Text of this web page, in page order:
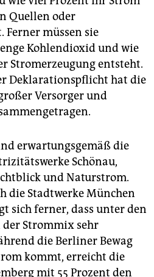
Quellen oder
müssen sie
Kohlendioxid und wie
Stromerzeugung entsteht.
Deklarationspflicht hat die
Versorger und
erwartungsgemäß die
Schönau,
und Naturstrom.
die Stadtwerke München
sich ferner, dass unter den
Strommix sehr
die Berliner Bewag
kommt, erreicht die
mit 55 Prozent den